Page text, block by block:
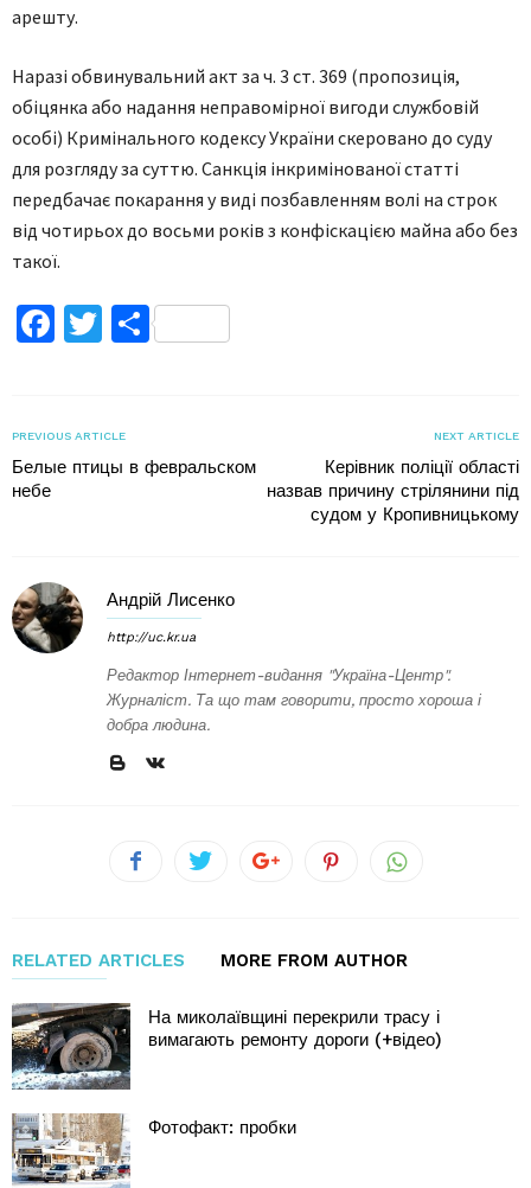
арешту.
Наразі обвинувальний акт за ч. 3 ст. 369 (пропозиція,
обіцянка або надання неправомірної вигоди службовій
особі) Кримінального кодексу України скеровано до суду
для розгляду за суттю. Санкція інкримінованої статті
передбачає покарання у виді позбавленням волі на строк
від чотирьох до восьми років з конфіскацією майна або без
такої.
Facebook
TwitterПоділитися
PREVIOUS ARTICLE
Белые птицы в февральском
небе
NEXT ARTICLE
Керівник поліції області
назвав причину стрілянини під
судом у Кропивницькому
Андрій Лисенко
http://uc.kr.ua
Редактор Інтернет-видання "Україна-Центр".
Журналіст. Та що там говорити, просто хороша і
добра людина.
RELATED ARTICLES MORE FROM AUTHOR
На миколаївщині перекрили трасу і
вимагають ремонту дороги (+відео)
Фотофакт: пробки